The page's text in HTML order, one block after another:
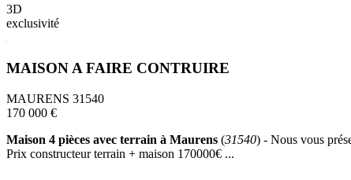
3D
exclusivité
MAISON A FAIRE CONTRUIRE
MAURENS 31540
170 000 €
Maison 4 pièces avec terrain à Maurens (31540) - Nous vous
Prix constructeur terrain + maison 170000€ ...